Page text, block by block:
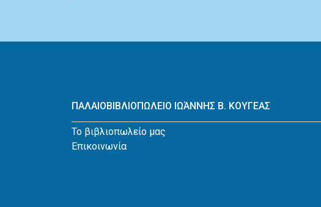
ΠΑΛΑΙΟΒΙΒΛΙΟΠΩΛΕΙΟ ΙΩΆΝΝΗΣ Β. ΚΟΥΓΕΑΣ
Το βιβλιοπωλείο μας
Επικοινωνία